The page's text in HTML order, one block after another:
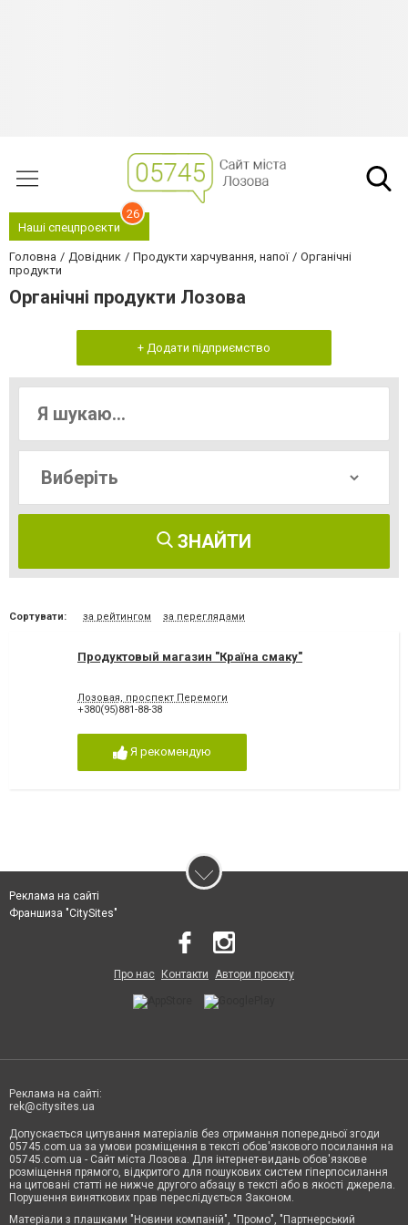
Наші спецпроєкти
26
Головна Довідник Продукти харчування, напої
Органічні
продукти
Органічні продукти Лозова
+ Додати підприємство
ЗНАЙТИ
Сортувати: за рейтингом за переглядами
Продуктовый магазин "Країна смаку"
Лозовая, проспект Перемоги
+380(95)881-88-38
Я рекомендую
Реклама на сайті
Франшиза "CitySites"
Про нас Контакти Автори проєкту
Реклама на сайті:
rek@citysites.ua
Допускається цитування матеріалів без отримання попередньої згоди
05745.com.ua за умови розміщення в тексті обов'язкового посилання на
05745.com.ua - Сайт міста Лозова. Для інтернет-видань обов'язкове
розміщення прямого, відкритого для пошукових систем гіперпосилання
на цитовані статті не нижче другого абзацу в тексті або в якості джерела.
Порушення виняткових прав переслідується Законом.
Матеріали з плашками "Новини компаній", "Промо", "Партнерський